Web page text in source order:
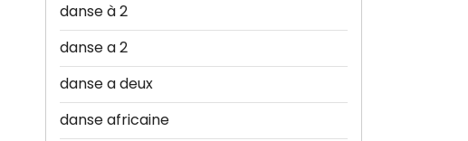
danse à 2
danse a 2
danse a deux
danse africaine